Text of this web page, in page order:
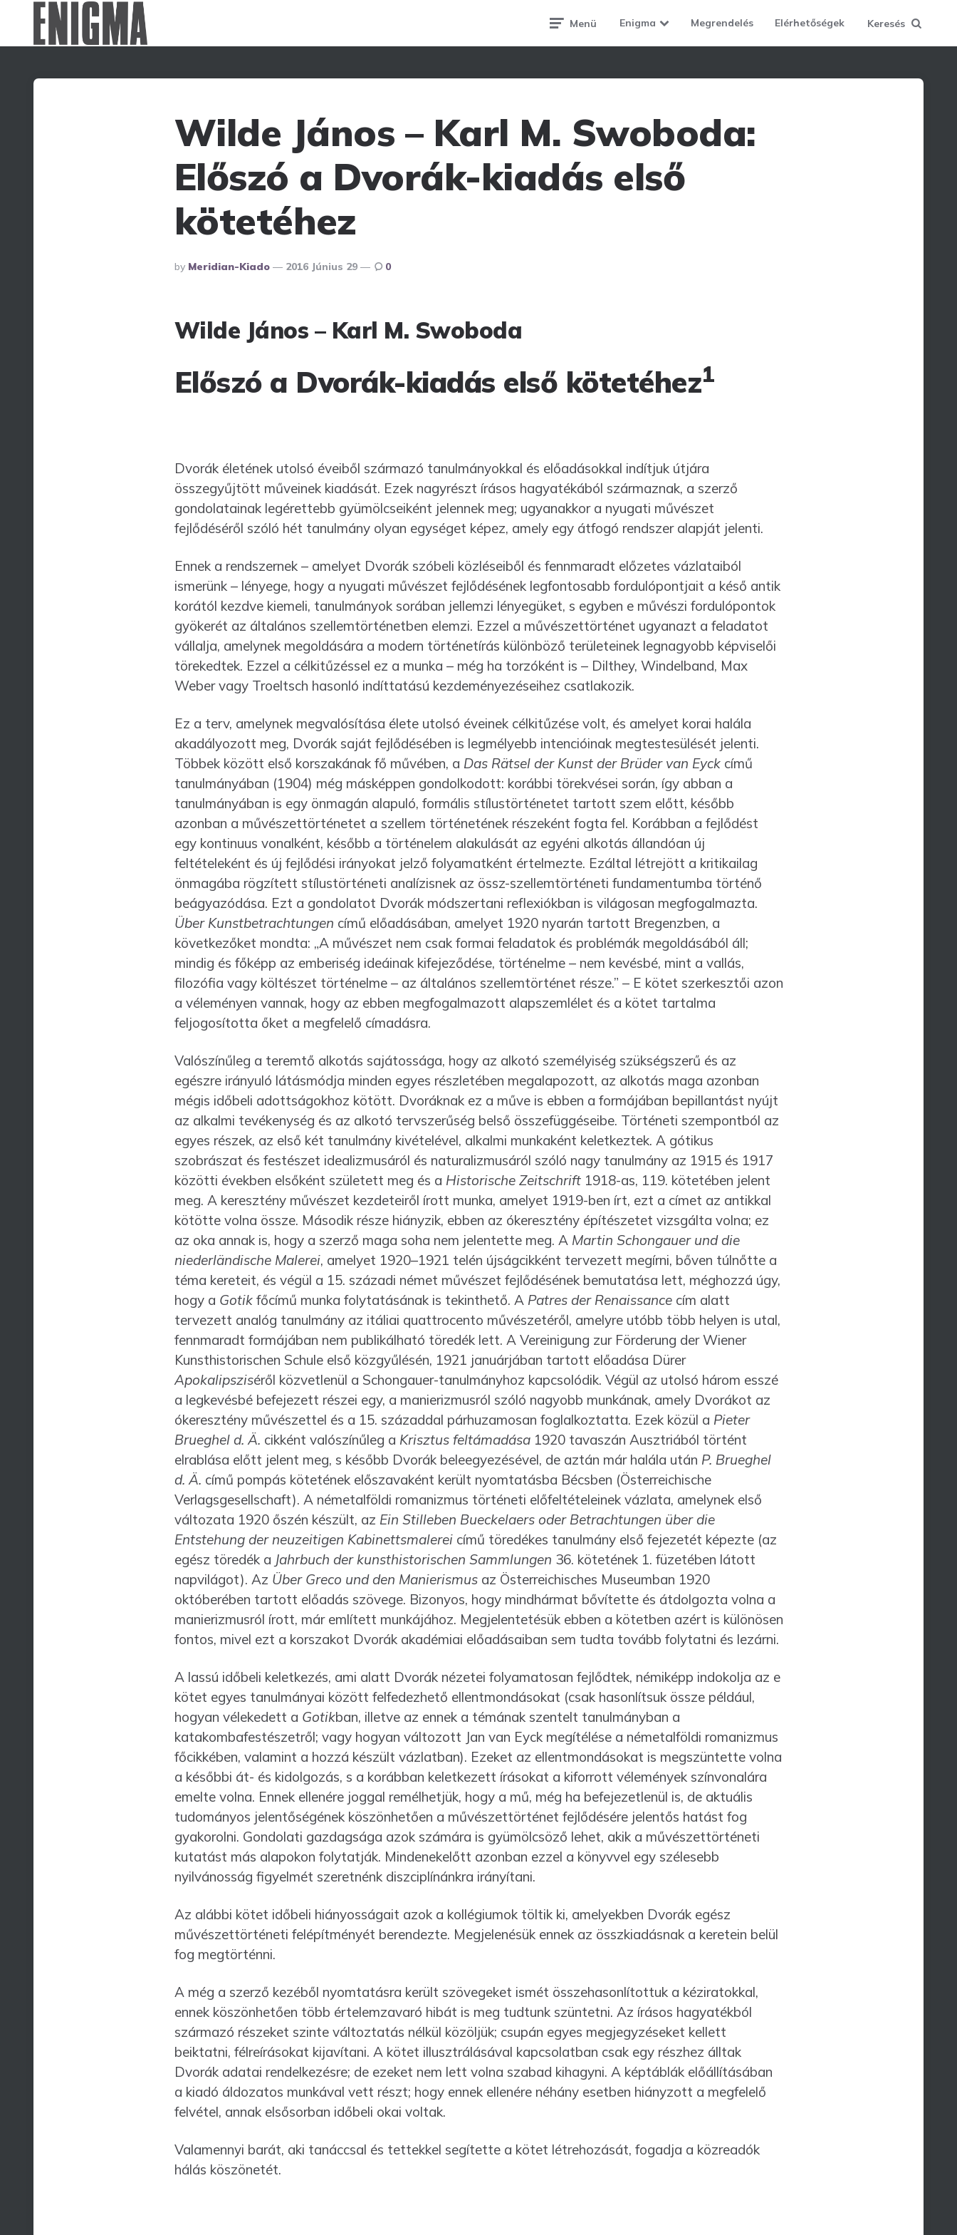
Menü Enigma Megrendelés Elérhetőségek Keresés
Wilde János – Karl M. Swoboda:
Előszó a Dvorák-kiadás első
kötetéhez
Posted
By
By Meridian-Kiado 2016 Június 29 0
Wilde János – Karl M. Swoboda
Előszó a Dvorák-kiadás első kötetéhez1
Dvorák életének utolsó éveiből származó tanulmányokkal és előadásokkal indítjuk útjára
összegyűjtött műveinek kiadását. Ezek nagyrészt írásos hagyatékából származ­nak, a szerző
gondolatainak legérettebb gyümölcseiként jelennek meg; ugyanakkor a nyugati művészet
fejlődéséről szóló hét tanulmány olyan egységet képez, amely egy átfogó rendszer alapját jelenti.
Ennek a rendszernek – amelyet Dvorák szóbeli közléseiből és fennmaradt előzetes vázlataiból
ismerünk – lényege, hogy a nyugati művészet fejlődésének legfontosabb fordu­lópontjait a késő antik
korától kezdve kiemeli, tanulmányok sorában jellemzi lényegüket, s egyben e művészi fordulópontok
gyökerét az általános szellem­tör­té­net­ben elemzi. Ezzel a művészettörténet ugyanazt a feladatot
vállalja, amelynek megol­dására a modern történetírás különböző területeinek legnagyobb képviselői
törekedtek. Ezzel a célkitűzéssel ez a munka – még ha torzóként is – Dilthey, Windel­band, Max
Weber vagy Troeltsch hasonló indíttatású kezdeménye­zé­seihez csatlakozik.
Ez a terv, amelynek megvalósítása élete utolsó éveinek célkitűzése volt, és amelyet korai halála
akadályozott meg, Dvorák saját fejlődésében is legmélyebb intencióinak megtestesülését jelenti.
Többek között első korszakának fő művében, a Das Rätsel der Kunst der Brüder van Eyckcímű
tanulmányában (1904) még más­képpen gondolkodott: korábbi törekvései során, így abban a
tanulmányában is egy önmagán alapuló, formális stílustörténetet tartott szem előtt, később
azonban a művészettörténetet a szellem történetének részeként fogta fel. Korábban a fejlődést
egy kontinuus vonalként, később a történelem alakulását az egyéni alkotás állandóan új
feltételeként és új fejlődési irányokat jelző folyamatként értelmezte. Ezáltal létrejött a kritikailag
önmagába rögzített stílustörténeti analízisnek az össz-szellem­történeti fundamentumba történő
beágyazódása. Ezt a gondolatot Dvorák módszer­tani reflexiókban is világosan megfogalmazta.
Über Kunstbetrachtungen című elő­adásában, amelyet 1920 nyarán tartott Bregenzben, a
következőket mondta: „A művé­szet nem csak formai feladatok és problémák megoldásából áll;
mindig és főképp az emberiség ideáinak kifejeződése, történelme – nem kevésbé, mint a vallás,
filozófia vagy költészet történelme – az általános szellemtörténet része.” – E kötet szerkesztői azon
a véleményen vannak, hogy az ebben meg­fogalmazott alapszemlélet és a kötet tartalma
feljogosította őket a megfelelő címadásra.
Valószínűleg a teremtő alkotás sajátossága, hogy az alkotó személyiség szükség­szerű és az
egészre irányuló látásmódja minden egyes részletében megalapozott, az alkotás maga azonban
mégis időbeli adottságokhoz kötött. Dvoráknak ez a műve is ebben a formájában bepillantást nyújt
az alkalmi tevékenység és az alkotó tervszerűség belső összefüggéseibe. Történeti szempontból az
egyes részek, az első két tanulmány kivételével, alkalmi munkaként keletkeztek. A gótikus
szobrászat és festészet idealizmusáról és naturalizmusáról szóló nagy tanulmány az 1915 és 1917
közötti években elsőként született meg és a Historische Zeitschrift1918-as, 119. kötetében jelent
meg. A keresztény művészet kezdeteiről írott munka, amelyet 1919-ben írt, ezt a címet az antikkal
kötötte volna össze. Második része hiányzik, ebben az ókeresztény építészetet vizsgálta volna; ez
az oka annak is, hogy a szerző maga soha nem jelentette meg. A Martin Schongauer und die
niederländische Malerei, amelyet 1920–1921 telén újságcikként tervezett megírni, bőven túlnőtte a
téma kereteit, és végül a 15. századi német művészet fejlődésének bemutatása lett, még­hozzá úgy,
hogy a Gotikfőcímű munka folytatásának is tekinthető. A Patres der Renaissancecím alatt
tervezett analóg tanulmány az itáliai quattrocento művészeté­ről, amelyre utóbb több helyen is utal,
fennmaradt formájában nem publikálható töredék lett. A Vereinigung zur Förderung der Wiener
Kunsthistorischen Schule első közgyűlésén, 1921 januárjában tartott előadása Dürer
Apokalipsziséről közvet­lenül a Schongauer-tanulmányhoz kapcsolódik. Végül az utolsó három esszé
a legkevésbé befejezett részei egy, a manierizmusról szóló nagyobb munkának, amely Dvorákot az
ókeresztény művészettel és a 15. századdal párhuzamosan foglalkoz­tatta. Ezek közül a Pieter
Brueghel d. Ä. cikként valószínűleg a Krisztus feltámadása1920 tavaszán Ausztriából történt
elrablása előtt jelent meg, s később Dvorák bele­egyezésével, de aztán már halála után P. Brueghel
d. Ä. című pompás kötetének előszavaként került nyomtatásba Bécsben (Österreichische
Verlagsgesellschaft). A németalföldi romanizmus történeti előfeltételeinek vázlata, amelynek első
változata 1920 őszén készült, az Ein Stilleben Bueckelaers oder Betrachtungen über die
Entstehung der neuzeitigen Kabinettsmalereicímű töredékes tanulmány első feje­zetét képezte (az
egész töredék a Jahrbuch der kunsthistorischen Sammlungen 36. kötetének 1. füzetében látott
napvilágot). Az Über Greco und den Manierismusaz Österreichisches Museumban 1920
októberében tartott előadás szövege. Bizo­nyos, hogy mindhármat bővítette és átdolgozta volna a
manierizmusról írott, már említett munkájához. Megjelentetésük ebben a kötetben azért is különösen
fontos, mivel ezt a korszakot Dvorák akadémiai előadásaiban sem tudta tovább folytatni és lezárni.
A lassú időbeli keletkezés, ami alatt Dvorák nézetei folyamatosan fejlődtek, némiképp indokolja az e
kötet egyes tanulmányai között felfedezhető ellentmon­dásokat (csak hasonlítsuk össze például,
hogyan vélekedett a Gotikban, illetve az ennek a témának szentelt tanulmányban a
katakombafestészetről; vagy hogyan változott Jan van Eyck megítélése a németalföldi romanizmus
főcikkében, valamint a hozzá készült vázlatban). Ezeket az ellentmondásokat is megszüntette volna
a későbbi át- és kidolgozás, s a korábban keletkezett írásokat a kiforrott vélemények színvonalára
emelte volna. Ennek ellenére joggal remélhetjük, hogy a mű, még ha befejezetlenül is, de aktuális
tudományos jelentőségének köszönhetően a művé­szettörténet fejlődésére jelentős hatást fog
gyakorolni. Gondolati gazdagsága azok számára is gyümölcsöző lehet, akik a művészettörténeti
kutatást más alapokon foly­tatják. Mindenekelőtt azonban ezzel a könyvvel egy szélesebb
nyilvánosság figyelmét szeretnénk diszciplínánkra irányítani.
Az alábbi kötet időbeli hiányosságait azok a kollégiumok töltik ki, amelyekben Dvorák egész
művészettörténeti felépítményét berendezte. Megjelenésük ennek az összkiadásnak a keretein belül
fog megtörténni.
A még a szerző kezéből nyomtatásra került szövegeket ismét összehasonlítottuk a kéziratokkal,
ennek köszönhetően több értelemzavaró hibát is meg tudtunk szün­tetni. Az írásos hagyatékból
származó részeket szinte változtatás nélkül kö­zöljük; csupán egyes megjegyzéseket kellett
beiktatni, félreírásokat kijavítani. A kötet illusztrálásával kapcsolatban csak egy részhez álltak
Dvorák adatai rendel­kezésre; de ezeket nem lett volna szabad kihagyni. A képtáblák előállításában
a kiadó áldozatos munkával vett részt; hogy ennek ellenére néhány esetben hiányzott a meg­felelő
felvétel, annak elsősorban időbeli okai voltak.
Valamennyi barát, aki tanáccsal és tettekkel segítette a kötet létrehozását, fo­gadja a közreadók
hálás köszönetét.